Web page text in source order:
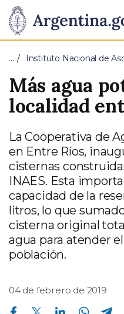
Presidencia
de
la
Nación
Pasar al contenido
… Instituto Nacional de
Más agua
localidad
La Cooperativa de
en Entre Ríos,
cisternas
INAES. Esta
capacidad de la
litros, lo que
cisterna original
agua para atender
población.
04 de febrero de 2019
Compartir en Facebook Compartir en Twitter Compartir en Linkedin Compartir en Whatsapp